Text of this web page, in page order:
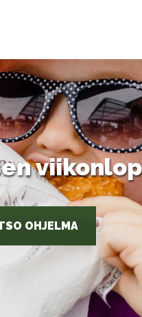
OHJELMA